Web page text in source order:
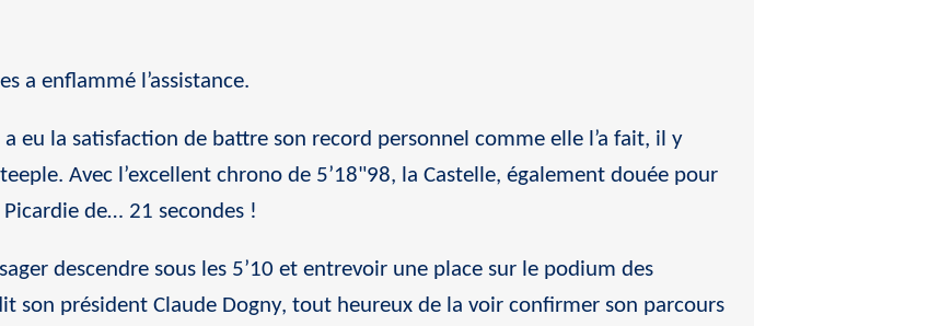
a enflammé l’assistance.
eu la satisfaction de battre son record personnel comme elle l’a fait, il y
Avec l’excellent chrono de 5’18"98, la Castelle, également douée pour
de… 21 secondes !
descendre sous les 5’10 et entrevoir une place sur le podium des
son président Claude Dogny, tout heureux de la voir confirmer son parcours